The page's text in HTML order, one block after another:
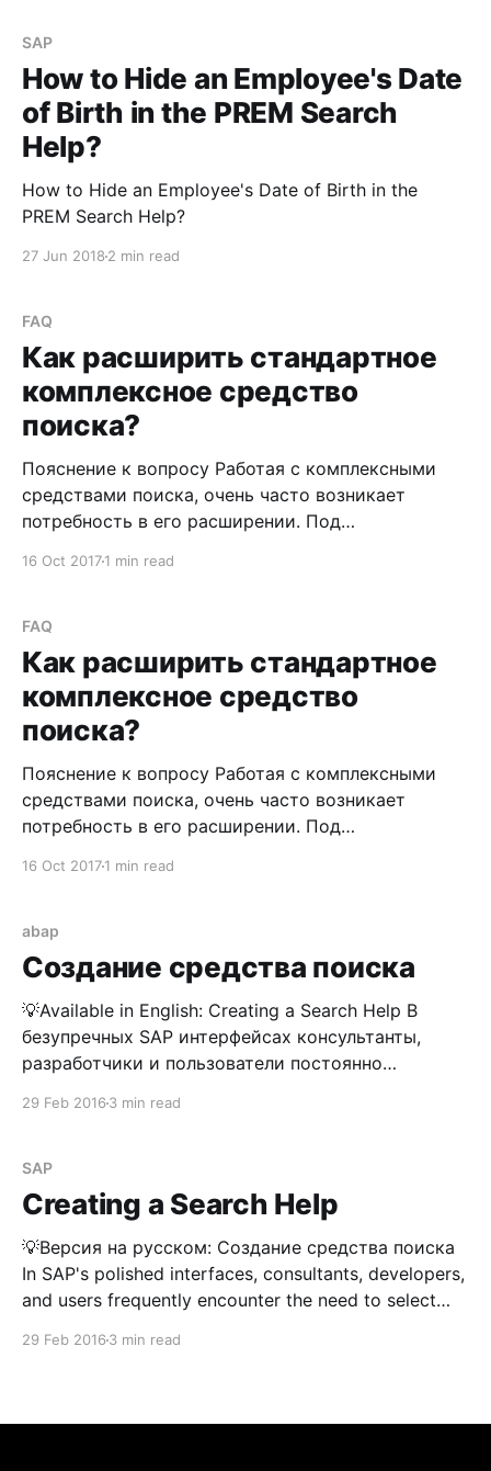
дате рождения работников при работе с
транзакциями PA20/
SAP
How to Hide an Employee's Date
of Birth in the PREM Search
Help?
How to Hide an Employee's Date of Birth in the
PREM Search Help?
27 Jun 2018 2 min read
FAQ
Как расширить стандартное
комплексное средство
поиска?
Пояснение к вопросу Работая с комплексными
средствами поиска, очень часто возникает
потребность в его расширении. Под
Elementary Search Help См. Collective Search Help
Допустим, что при работе со стандартным
комплексным средством поиска PREM возникла
16 Oct 20171 min read
FAQ
Как расширить стандартное
комплексное средство
поиска?
Пояснение к вопросу Работая с комплексными
средствами поиска, очень часто возникает
потребность в его расширении. Под
Elementary Search Help См. Collective Search Help
Допустим, что при работе со стандартным
комплексным средством поиска PREM возникла
16 Oct 20171 min read
abap
Создание средства поиска
💡Available in English: Creating a Search Help В
безупречных SAP интерфейсах консультанты,
разработчики и пользователи постоянно
перечисленных действий вызывается средство
поиска, определенное для поля. Довольно
распространенная практика, когда необходимо
создание
29 Feb 2016 3 min read
SAP
Creating a Search Help
💡Версия на русском: Создание средства поиска
In SAP's polished interfaces, consultants, developers,
and users frequently encounter the need to select
29 Feb 2016 3 min read